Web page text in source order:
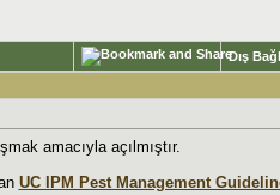
Dış
amacıyla açılmıştır.
UC IPM Pest Management